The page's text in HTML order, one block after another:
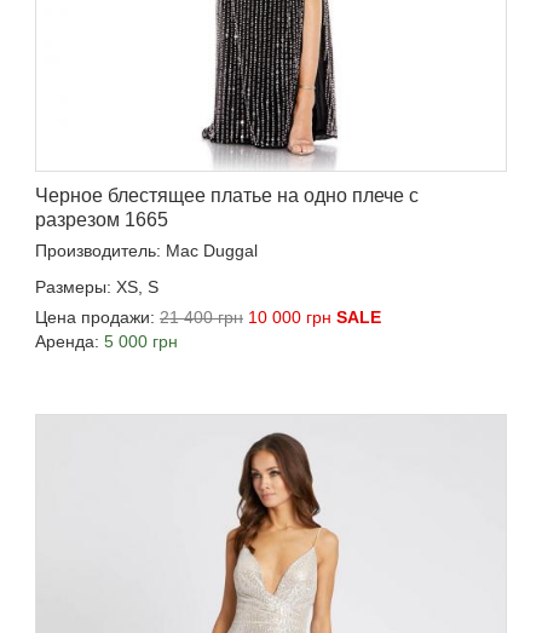
Черное блестящее платье на одно плече с
разрезом 1665
Производитель: Mac Duggal
Размеры: XS, S
Цена продажи: 21 400 грн 10 000 грн SALE
Аренда: 5 000 грн